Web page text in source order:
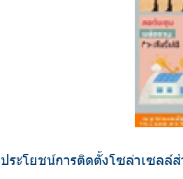
ประโยชน์การติดตั้งโซล่าเซลล์ส